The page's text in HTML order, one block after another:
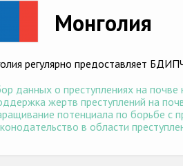
Монголия
регулярно предоставляет
данных о преступлениях на почве
жертв преступлений на
потенциала по борьбе с
в области